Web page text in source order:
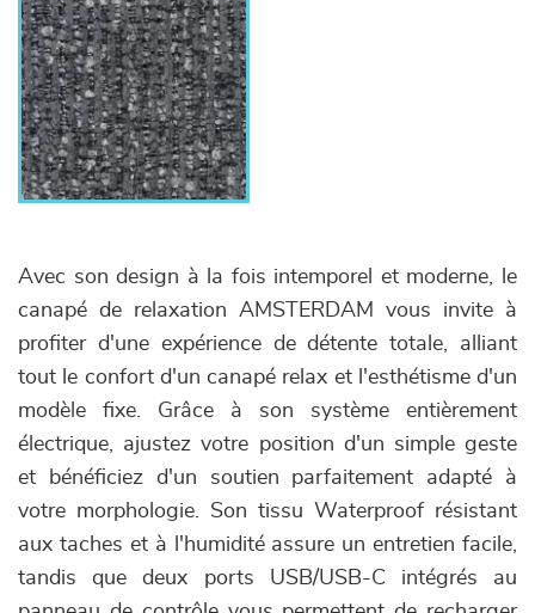
Avec son design à la fois intemporel et moderne, le
canapé de relaxation AMSTERDAM vous invite à
profiter d'une expérience de détente totale, alliant
tout le confort d'un canapé relax et l'esthétisme d'un
modèle fixe. Grâce à son système entièrement
électrique, ajustez votre position d'un simple geste
et bénéficiez d'un soutien parfaitement adapté à
votre morphologie. Son tissu Waterproof résistant
aux taches et à l'humidité assure un entretien facile,
tandis que deux ports USB/USB-C intégrés au